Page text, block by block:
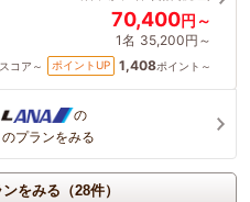
70,400円～
1名 35,200円～
スコア～ ポイントUP 1,408ポイント～
の
プランをみる
をみる（28件）